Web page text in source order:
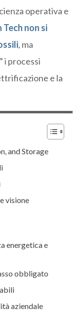
operativa e
Tech non si
, ma
i processi
e la
and Storage
visione
energetica e
obbligato
aziendale